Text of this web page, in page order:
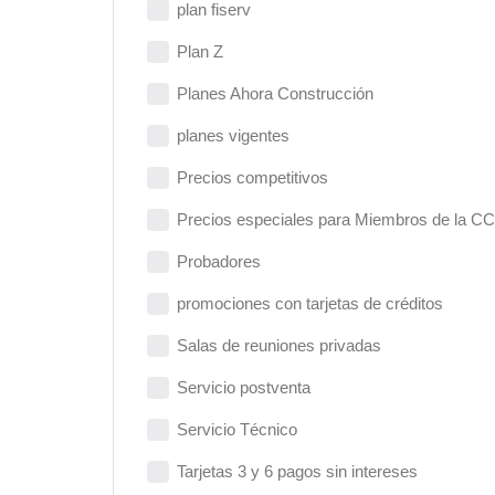
plan fiserv
Plan Z
Planes Ahora Construcción
planes vigentes
Precios competitivos
Precios especiales para Miembros de la
Probadores
promociones con tarjetas de créditos
Salas de reuniones privadas
Servicio postventa
Servicio Técnico
Tarjetas 3 y 6 pagos sin intereses